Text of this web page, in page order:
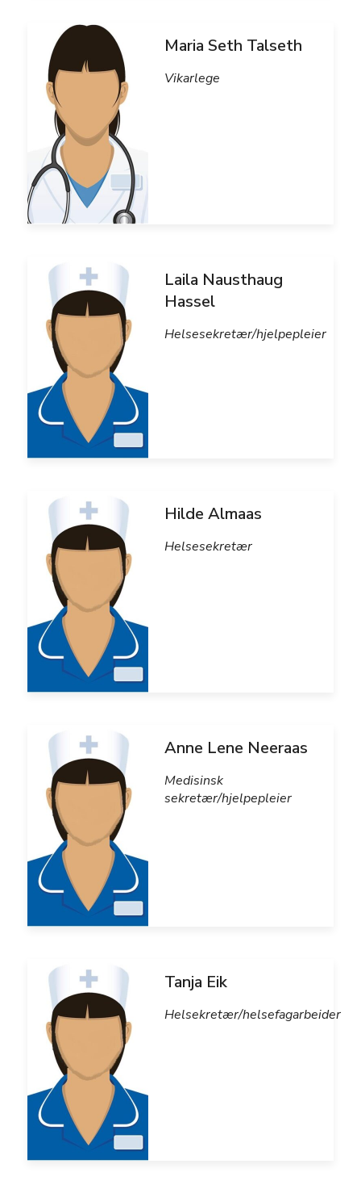
Maria Seth Talseth
Vikarlege
Laila Nausthaug
Hassel
Helsesekretær/hjelpepleier
Hilde Almaas
Helsesekretær
Anne Lene Neeraas
Medisinsk
sekretær/hjelpepleier
Tanja Eik
Helsekretær/helsefagarbeider